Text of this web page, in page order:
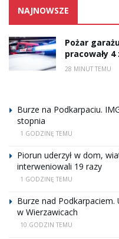
NAJNOWSZE
Pożar
pracowały
28 MINUT TEMU
Burze na Podkarpaciu.
stopnia
1 GODZINĘ TEMU
Piorun uderzył w dom,
interweniowali 19 razy
1 GODZINĘ TEMU
Burze nad
w Wierzawicach
10 GODZIN TEMU